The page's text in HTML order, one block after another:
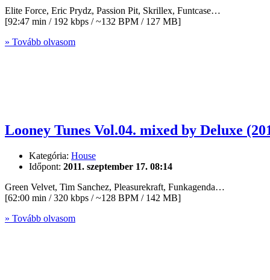
Elite Force, Eric Prydz, Passion Pit, Skrillex, Funtcase…
[92:47 min / 192 kbps / ~132 BPM / 127 MB]
» Tovább olvasom
Looney Tunes Vol.04. mixed by Deluxe
Kategória: House
Időpont: 2011. szeptember 17. 08:14
Green Velvet, Tim Sanchez, Pleasurekraft, Funkagenda…
[62:00 min / 320 kbps / ~128 BPM / 142 MB]
» Tovább olvasom